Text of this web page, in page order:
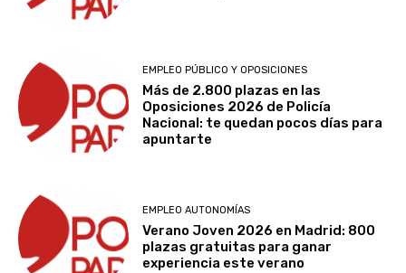
EMPLEO PÚBLICO Y OPOSICIONES
Más de 2.800 plazas en las
Oposiciones 2026 de Policía
Nacional: te quedan pocos días para
apuntarte
EMPLEO AUTONOMÍAS
Verano Joven 2026 en Madrid: 800
plazas gratuitas para ganar
experiencia este verano